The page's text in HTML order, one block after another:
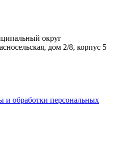
округ
дом 2/8, корпус 5
обработки персональных